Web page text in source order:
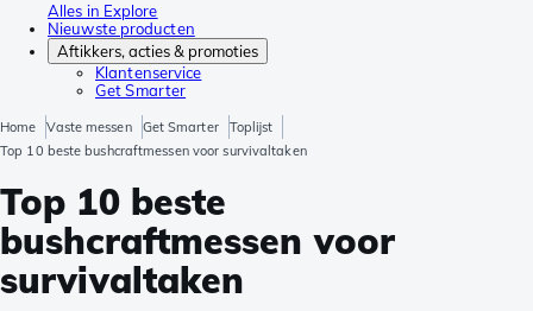
Alles in Explore
Nieuwste producten
Aftikkers, acties & promoties
Klantenservice
Get Smarter
Home Vaste messen Get Smarter
Toplijst
Top 10 beste bushcraftmessen voor survivaltaken
Top 10 beste
bushcraftmessen voor
survivaltaken